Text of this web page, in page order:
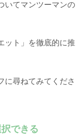
いてマンツーマンの
ット」を徹底的に推
に尋ねてみてくださ
できる